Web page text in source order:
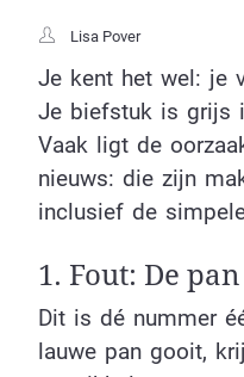
Lisa Pover
Je kent het wel: je
Je biefstuk is grijs
Vaak ligt de
nieuws: die zijn
inclusief de
1. Fout: De
Dit is dé nummer
lauwe pan gooit,